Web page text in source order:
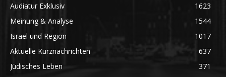
Audiatur Exklusiv
1623
Meinung & Analyse
1544
Israel und Region
1017
Aktuelle Kurznachrichten
637
Jüdisches Leben
371